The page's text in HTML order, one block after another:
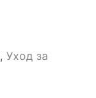
, Уход за